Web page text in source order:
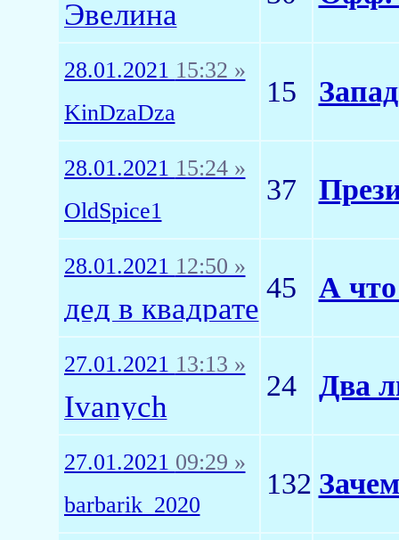
Эвелина
28.01.2021 15:32 »
KinDzaDza
15
28.01.2021 15:24 »
OldSpice1
37
28.01.2021 12:50 »
дед в квадрате
45 А что
27.01.2021 13:13 »
Ivanych
24 Два
27.01.2021 09:29 »
barbarik_2020
132